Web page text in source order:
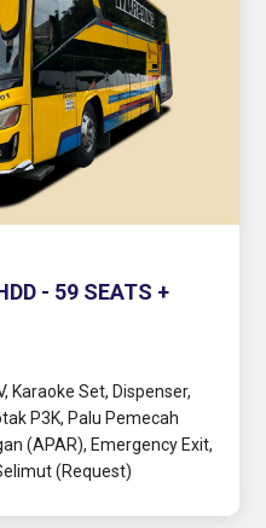
- 59 SEATS +
Karaoke Set, Dispenser,
P3K, Palu Pemecah
(APAR), Emergency Exit,
(Request)